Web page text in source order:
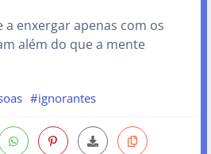
enxergar apenas com os
além do que a mente
#ignorantes